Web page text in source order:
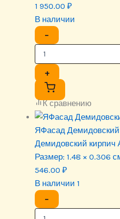
1 950.00 ₽
В наличии
−
+
К сравнению
ЯФасад Демидовский
Демидовский кирпич
Размер: 1.48 × 0.306
546.00 ₽
В наличии 1
−